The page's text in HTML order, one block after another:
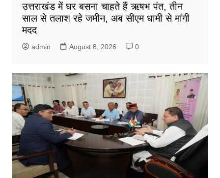
उत्तराखंड में घर बसना चाहते हैं ऋषभ पंत, तीन
साल से तलाश रहे जमीन, अब सीएम धामी से मांगी
मदद
admin August 8, 2026 0